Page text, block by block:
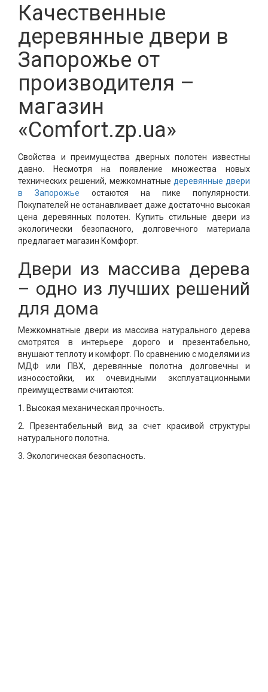
Качественные
деревянные двери в
Запорожье от
производителя –
магазин
«Comfort.zp.ua»
Свойства и преимущества дверных полотен известны
давно. Несмотря на появление множества новых
технических решений, межкомнатные деревянные двери
в Запорожье остаются на пике популярности.
Покупателей не останавливает даже достаточно высокая
цена деревянных полотен. Купить стильные двери из
экологически безопасного, долговечного материала
предлагает магазин Комфорт.
Двери из массива дерева
– одно из лучших решений
для дома
Межкомнатные двери из массива натурального дерева
смотрятся в интерьере дорого и презентабельно,
внушают теплоту и комфорт. По сравнению с моделями из
МДФ или ПВХ, деревянные полотна долговечны и
износостойки, их очевидными эксплуатационными
преимуществами считаются:
1. Высокая механическая прочность.
2. Презентабельный вид за счет красивой структуры
натурального полотна.
3. Экологическая безопасность.